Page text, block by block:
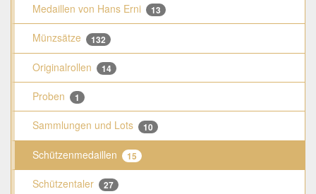
Medaillen von Hans Erni 13
Münzsätze 132
Originalrollen 14
Proben 1
Sammlungen und Lots 10
Schützenmedaillen 15
Schützentaler 27